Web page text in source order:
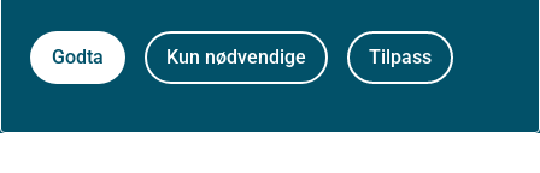
Godta Kun nødvendige Tilpass
Om nettstedet